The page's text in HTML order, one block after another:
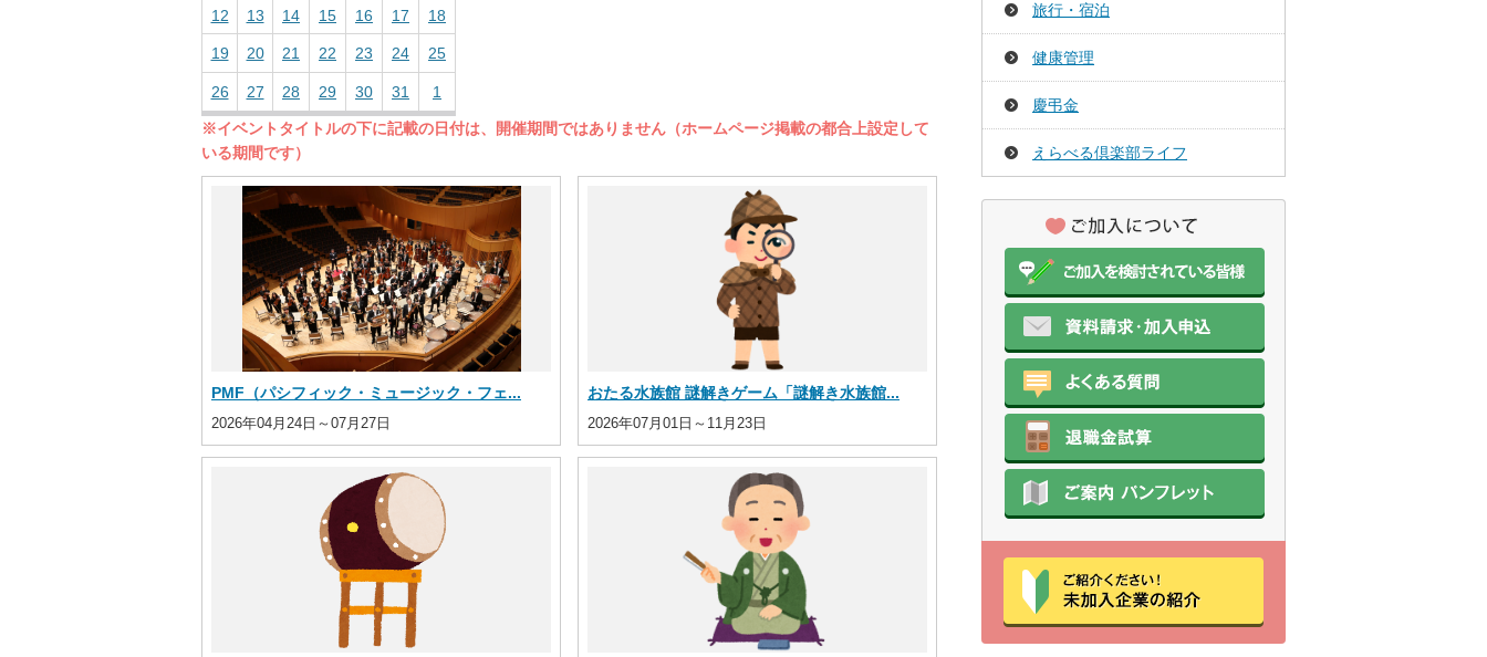
12 13 14 15 16 17 18
19 20 21 22 23 24 25
26 27 28 29 30 31 1
※イベントタイトルの下に記載の日付は、開催期間ではありません（ホームページ掲載の都合上設定して
いる期間です）
PMF（パシフィック・ミュージック・フェ...
2026年04月24日～07月27日
おたる水族館 謎解きゲーム「謎解き水族館...
2026年07月01日～11月23日
旅行・宿泊
健康管理
慶弔金
えらべる倶楽部ライフ